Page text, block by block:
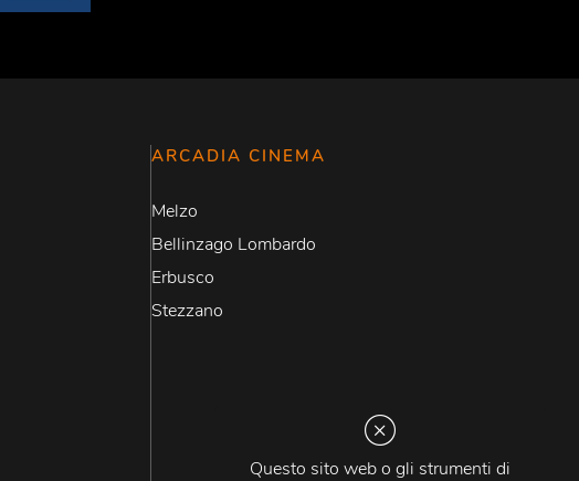
Questo sito web o gli strumenti di
ARCADIA CINEMA
Melzo
Bellinzago Lombardo
Erbusco
Stezzano